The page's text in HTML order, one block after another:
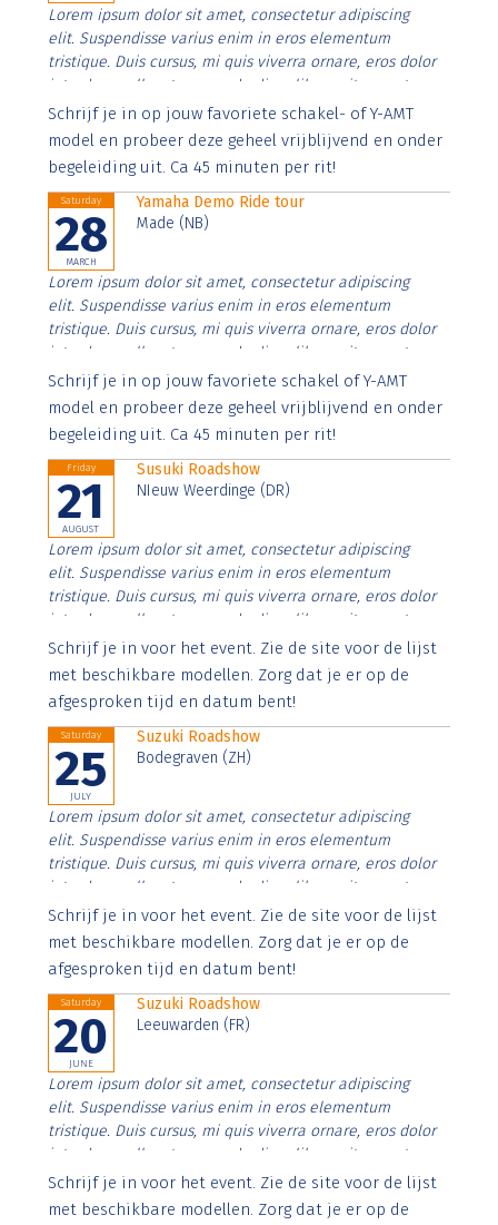
Lorem ipsum dolor sit amet, consectetur adipiscing
elit. Suspendisse varius enim in eros elementum
tristique. Duis cursus, mi quis viverra ornare, eros dolor
interdum nulla, ut commodo diam libero vitae erat.
Aenean faucibus nibh et justo cursus id rutrum lorem
imperdiet. Nunc ut sem vitae risus tristique posuere.
Schrijf je in op jouw favoriete schakel- of Y-AMT
model en probeer deze geheel vrijblijvend en onder
begeleiding uit. Ca 45 minuten per rit!
Saturday
28
MARCH
Yamaha Demo Ride tour
Made (NB)
Lorem ipsum dolor sit amet, consectetur adipiscing
elit. Suspendisse varius enim in eros elementum
tristique. Duis cursus, mi quis viverra ornare, eros dolor
interdum nulla, ut commodo diam libero vitae erat.
Aenean faucibus nibh et justo cursus id rutrum lorem
imperdiet. Nunc ut sem vitae risus tristique posuere.
Schrijf je in op jouw favoriete schakel of Y-AMT
model en probeer deze geheel vrijblijvend en onder
begeleiding uit. Ca 45 minuten per rit!
Friday
21
AUGUST
Susuki Roadshow
NIeuw Weerdinge (DR)
Lorem ipsum dolor sit amet, consectetur adipiscing
elit. Suspendisse varius enim in eros elementum
tristique. Duis cursus, mi quis viverra ornare, eros dolor
interdum nulla, ut commodo diam libero vitae erat.
Aenean faucibus nibh et justo cursus id rutrum lorem
imperdiet. Nunc ut sem vitae risus tristique posuere.
Schrijf je in voor het event. Zie de site voor de lijst
met beschikbare modellen. Zorg dat je er op de
afgesproken tijd en datum bent!
Saturday
25
JULY
Suzuki Roadshow
Bodegraven (ZH)
Lorem ipsum dolor sit amet, consectetur adipiscing
elit. Suspendisse varius enim in eros elementum
tristique. Duis cursus, mi quis viverra ornare, eros dolor
interdum nulla, ut commodo diam libero vitae erat.
Aenean faucibus nibh et justo cursus id rutrum lorem
imperdiet. Nunc ut sem vitae risus tristique posuere.
Schrijf je in voor het event. Zie de site voor de lijst
met beschikbare modellen. Zorg dat je er op de
afgesproken tijd en datum bent!
Saturday
20
JUNE
Suzuki Roadshow
Leeuwarden (FR)
Lorem ipsum dolor sit amet, consectetur adipiscing
elit. Suspendisse varius enim in eros elementum
tristique. Duis cursus, mi quis viverra ornare, eros dolor
interdum nulla, ut commodo diam libero vitae erat.
Aenean faucibus nibh et justo cursus id rutrum lorem
imperdiet. Nunc ut sem vitae risus tristique posuere.
Schrijf je in voor het event. Zie de site voor de lijst
met beschikbare modellen. Zorg dat je er op de